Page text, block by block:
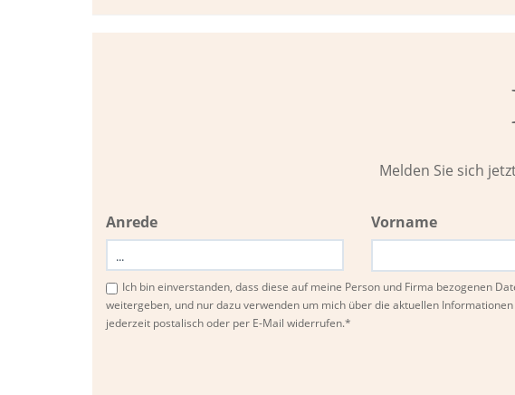
Melden Sie sich
Anrede Vorname
Ich bin einverstanden, dass diese auf meine Person und Firma bezogenen
weitergeben, und nur dazu verwenden um mich über die aktuellen
jederzeit postalisch oder per E-Mail widerrufen.*